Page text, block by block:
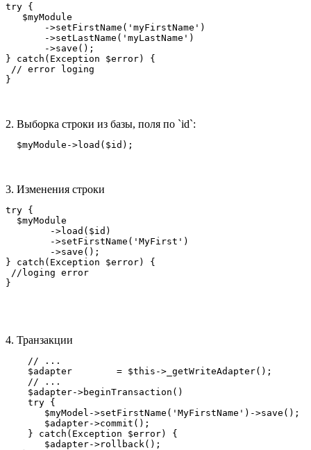
try {
   $myModule
       ->setFirstName('myFirstName')
       ->setLastName('myLastName')
       ->save();
} catch(Exception $error) {
// error loging
2. Выборка строки из базы, поля по `id`:
3. Изменения строки
try {
  $myModule
        ->load($id)
        ->setFirstName('MyFirst')
        ->save();
} catch(Exception $error) {
//loging error
4. Транзакции
    // ...
    $adapter        = $this->_getWriteAdapter();
    // ...
    $adapter->beginTransaction()
    try {
       $myModel->setFirstName('MyFirstName')->save();
       $adapter->commit();
    } catch(Exception $error) {
       $adapter->rollback();